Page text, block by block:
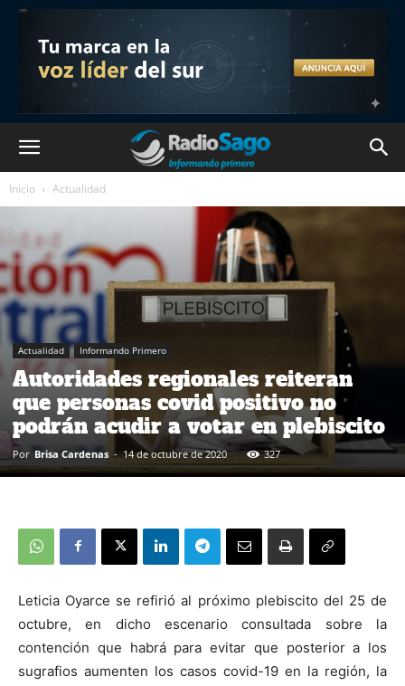
Inicio Actualidad
Actualidad Informando Primero
Autoridades regionales reiteran
que personas covid positivo no
podrán acudir a votar en plebiscito
Por Brisa Cardenas - 14 de octubre de 2020 327
Leticia Oyarce se refirió al próximo plebiscito del 25 de
octubre, en dicho escenario consultada sobre la
contención que habrá para evitar que posterior a los
sugrafios aumenten los casos covid-19 en la región, la